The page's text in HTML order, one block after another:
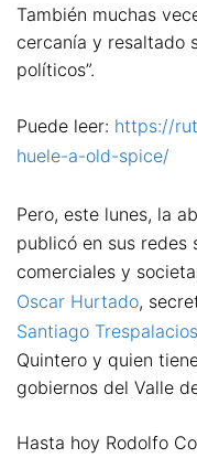
También muchas
cercanía y resaltado
políticos”.
Puede leer: https://
huele-a-old-spice/
Pero, este lunes, la
publicó en sus redes
comerciales y
Oscar Hurtado,
Santiago Trespalacios
Quintero y quien
gobiernos del Valle
Hasta hoy Rodolfo